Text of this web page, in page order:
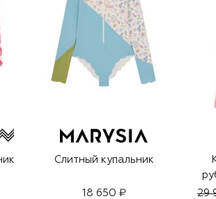
Слитный купальник
18 650 ₽
29